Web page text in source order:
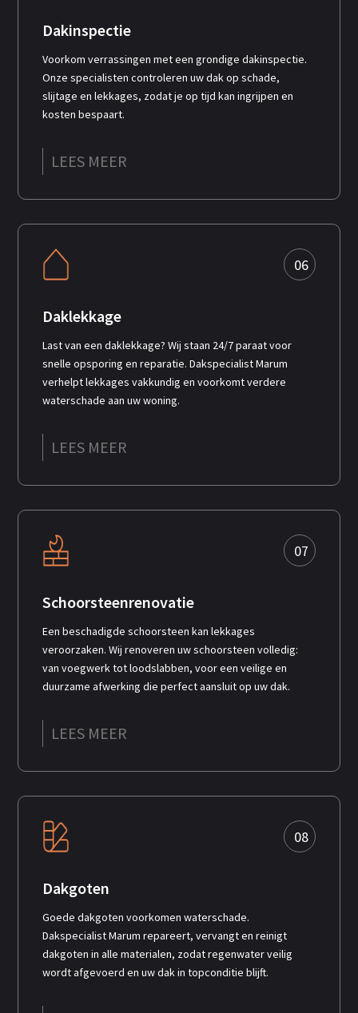
Dakinspectie
Voorkom verrassingen met een grondige dakinspectie.
Onze specialisten controleren uw dak op schade,
slijtage en lekkages, zodat je op tijd kan ingrijpen en
kosten bespaart.
LEES MEER
06
Daklekkage
Last van een daklekkage? Wij staan 24/7 paraat voor
snelle opsporing en reparatie. Dakspecialist Marum
verhelpt lekkages vakkundig en voorkomt verdere
waterschade aan uw woning.
LEES MEER
07
Schoorsteenrenovatie
Een beschadigde schoorsteen kan lekkages
veroorzaken. Wij renoveren uw schoorsteen volledig:
van voegwerk tot loodslabben, voor een veilige en
duurzame afwerking die perfect aansluit op uw dak.
LEES MEER
08
Dakgoten
Goede dakgoten voorkomen waterschade.
Dakspecialist Marum repareert, vervangt en reinigt
dakgoten in alle materialen, zodat regenwater veilig
wordt afgevoerd en uw dak in topconditie blijft.